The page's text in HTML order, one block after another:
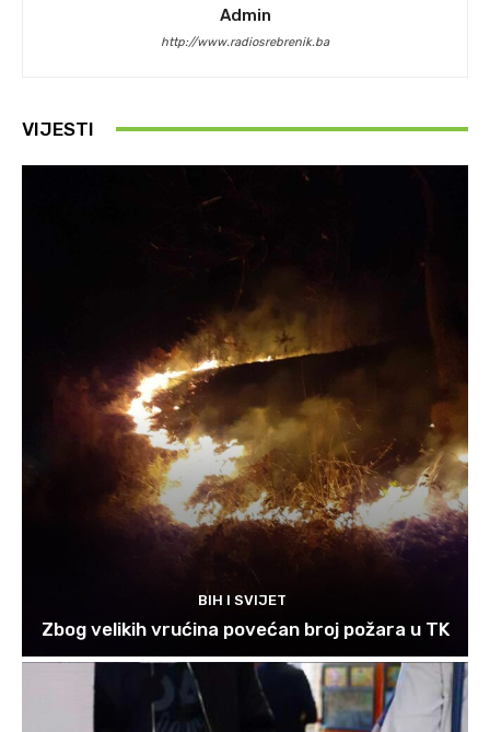
Admin
http://www.radiosrebrenik.ba
VIJESTI
BIH I SVIJET
Zbog velikih vrućina povećan broj požara u TK